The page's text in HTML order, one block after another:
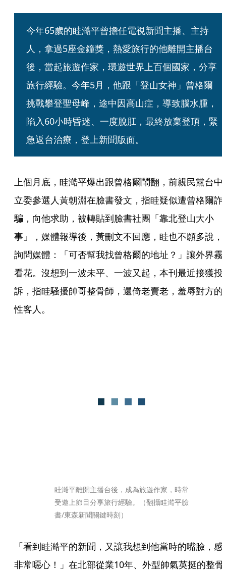
今年65歲的眭澔平曾擔任電視新聞主播、主持
人，拿過5座金鐘獎，熱愛旅行的他離開主播台
後，當起旅遊作家，環遊世界上百個國家，分享
旅行經驗。今年5月，他跟「登山女神」曾格爾
挑戰攀登聖母峰，途中因高山症，導致腦水腫，
陷入60小時昏迷、一度脫肛，最終放棄登頂，緊
急返台治療，登上新聞版面。
上個月底，眭澔平爆出跟曾格爾鬧翻，前親民黨台中
立委參選人黃朝淵在臉書發文，指眭疑似遭曾格爾詐
騙，向他求助，被轉貼到臉書社團「靠北登山大小
事」，媒體報導後，黃刪文不回應，眭也不願多說，
詢問媒體：「可否幫我找曾格爾的地址？」讓外界霧
看花。沒想到一波未平、一波又起，本刊最近接獲投
訴，指眭騷擾帥哥整骨師，還倚老賣老，羞辱對方的
性客人。
眭澔平離開主播台後，成為旅遊作家，時常
受邀上節目分享旅行經驗。（翻攝眭澔平臉
書/東森新聞關鍵時刻）
「看到眭澔平的新聞，又讓我想到他當時的嘴臉，感
非常噁心！」在北部從業10年、外型帥氣英挺的整骨